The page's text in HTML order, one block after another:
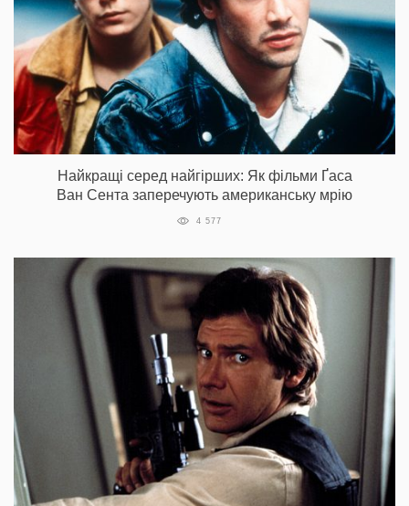
Найкращі серед найгірших: Як фільми Ґаса
Ван Сента заперечують американську мрію
4 577